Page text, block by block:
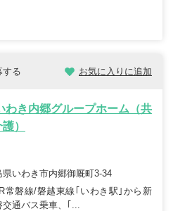
する お気に入りに追加
わき内郷グループホーム（共
）
県いわき市内郷御厩町3-34
常磐線/磐越東線｢いわき駅｣から新
交通バス乗車、｢...